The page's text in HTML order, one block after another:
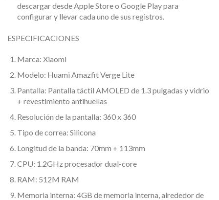
descargar desde Apple Store o Google Play para
configurar y llevar cada uno de sus registros.
ESPECIFICACIONES
Marca: Xiaomi
Modelo: Huami Amazfit Verge Lite
Pantalla: Pantalla táctil AMOLED de 1.3 pulgadas y vidrio
+ revestimiento antihuellas
Resolución de la pantalla: 360 x 360
Tipo de correa: Silicona
Longitud de la banda: 70mm + 113mm
CPU: 1.2GHz procesador dual-core
RAM: 512M RAM
Memoria interna: 4GB de memoria interna, alrededor de